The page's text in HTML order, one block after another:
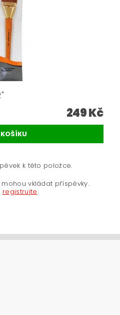
249 Kč
k této položce.
vkládat příspěvky.
registrujte.